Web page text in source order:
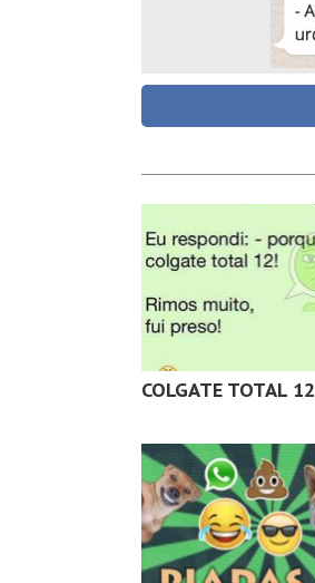
COLGATE TOTAL 12